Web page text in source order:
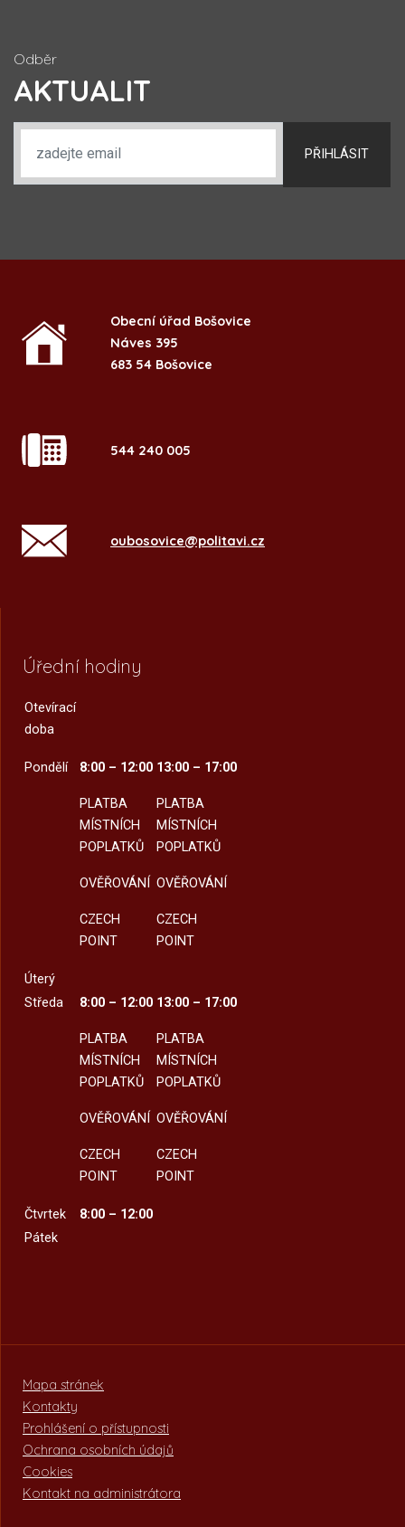
Odběr
AKTUALIT
PŘIHLÁSIT
Obecní úřad Bošovice
Náves 395
683 54 Bošovice
544 240 005
oubosovice@politavi.cz
Úřední hodiny
Otevírací
doba
Pondělí 8:00 – 12:00
PLATBA
MÍSTNÍCH
POPLATKŮ
OVĚŘOVÁNÍ
CZECH
POINT
13:00 – 17:00
PLATBA
MÍSTNÍCH
POPLATKŮ
OVĚŘOVÁNÍ
CZECH
POINT
Úterý
Středa
8:00 – 12:00
PLATBA
MÍSTNÍCH
POPLATKŮ
OVĚŘOVÁNÍ
CZECH
POINT
13:00 – 17:00
PLATBA
MÍSTNÍCH
POPLATKŮ
OVĚŘOVÁNÍ
CZECH
POINT
Čtvrtek
8:00 – 12:00
Pátek
Mapa stránek
Kontakty
Prohlášení o přístupnosti
Ochrana osobních údajů
Cookies
Kontakt na administrátora